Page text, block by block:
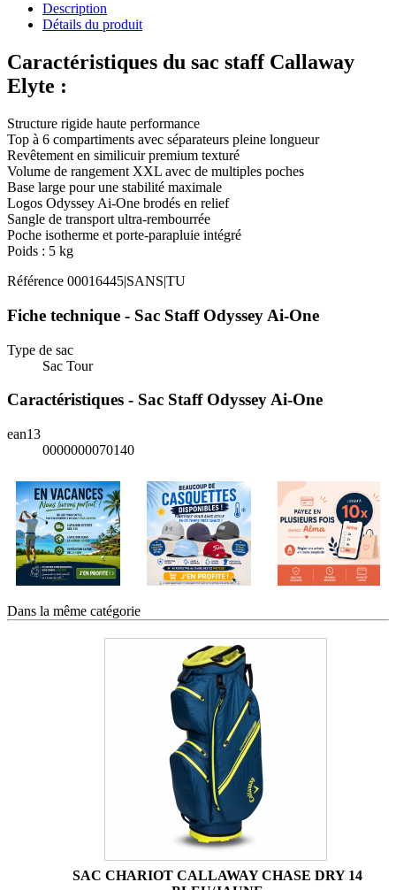
Description
Détails du produit
Caractéristiques du sac staff Callaway
Elyte :
Structure rigide haute performance
Top à 6 compartiments avec séparateurs pleine longueur
Revêtement en similicuir premium texturé
Volume de rangement XXL avec de multiples poches
Base large pour une stabilité maximale
Logos Odyssey Ai-One brodés en relief
Sangle de transport ultra-rembourrée
Poche isotherme et porte-parapluie intégré
Poids : 5 kg
Référence 00016445|SANS|TU
Fiche technique - Sac Staff Odyssey Ai-One
Type de sac
Sac Tour
Caractéristiques - Sac Staff Odyssey Ai-One
ean13
0000000070140
Dans la même catégorie
SAC CHARIOT CALLAWAY CHASE DRY 14